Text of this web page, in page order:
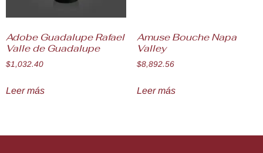
Adobe Guadalupe Rafael
Valle de Guadalupe
$1,032.40
Leer más
Amuse Bouche Napa
Valley
$8,892.56
Leer más